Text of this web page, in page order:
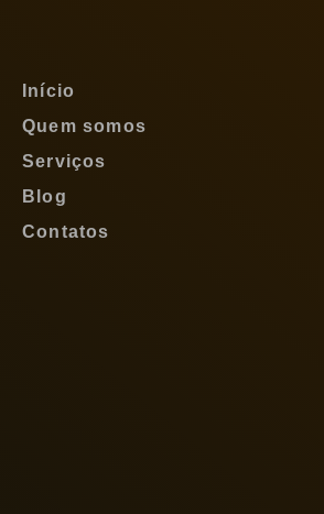
Início
Quem somos
Serviços
Blog
Contatos